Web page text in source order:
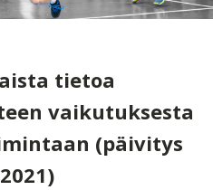
tietoa
vaikutuksesta
(päivitys